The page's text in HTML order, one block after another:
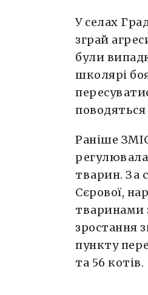
У селах
зграй
були
школярі
Раніше
тварин. За
Сєрової,
тваринами
зростання
пункту
та 56 котів.